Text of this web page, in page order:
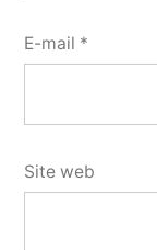
E-mail *
Site web